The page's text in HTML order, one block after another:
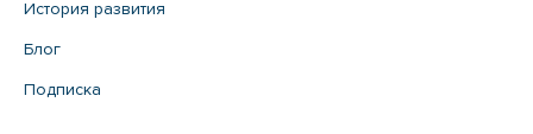
История развития
Блог
Подписка